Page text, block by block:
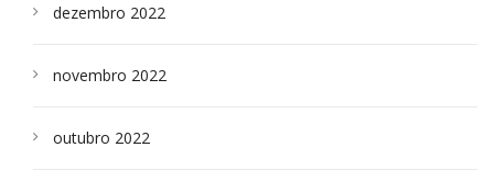
dezembro 2022
novembro 2022
outubro 2022